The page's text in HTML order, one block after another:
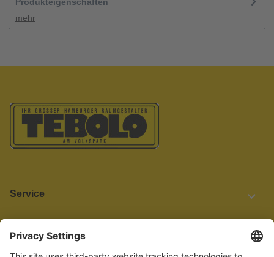
mehr
Service
Informationen